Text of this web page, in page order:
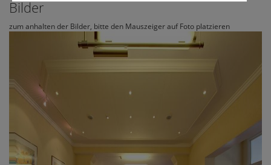
Bilder
zum anhalten der Bilder, bitte den Mauszeiger auf Foto platzieren